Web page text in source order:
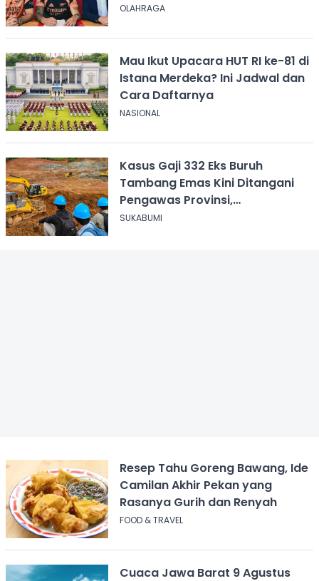
OLAHRAGA
Mau Ikut Upacara HUT RI ke-81 di
Istana Merdeka? Ini Jadwal dan
Cara Daftarnya
NASIONAL
Kasus Gaji 332 Eks Buruh
Tambang Emas Kini Ditangani
Pengawas Provinsi,
Disnakertrans Sukabumi Terus
SUKABUMI
Resep Tahu Goreng Bawang, Ide
Camilan Akhir Pekan yang
Rasanya Gurih dan Renyah
FOOD & TRAVEL
Cuaca Jawa Barat 9 Agustus